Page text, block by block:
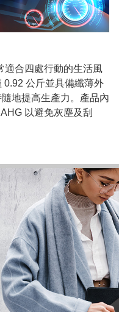
適合四處行動的生活風
0.92 公斤並具備纖薄外
地提高生產力。產品內
以避免灰塵及刮